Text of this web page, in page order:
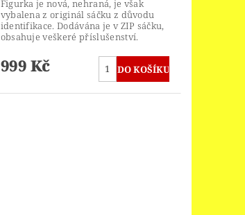
Figurka je nová, nehraná, je však
vybalena z originál sáčku z důvodu
identifikace. Dodávána je v ZIP sáčku,
obsahuje veškeré příslušenství.
999 Kč